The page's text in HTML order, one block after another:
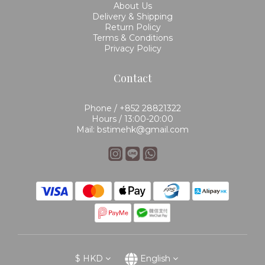
About Us
Delivery & Shipping
Return Policy
Terms & Conditions
Privacy Policy
Contact
Phone / +852 28821322
Hours / 13:00-20:00
Mail: bstimehk@gmail.com
$ HKD English